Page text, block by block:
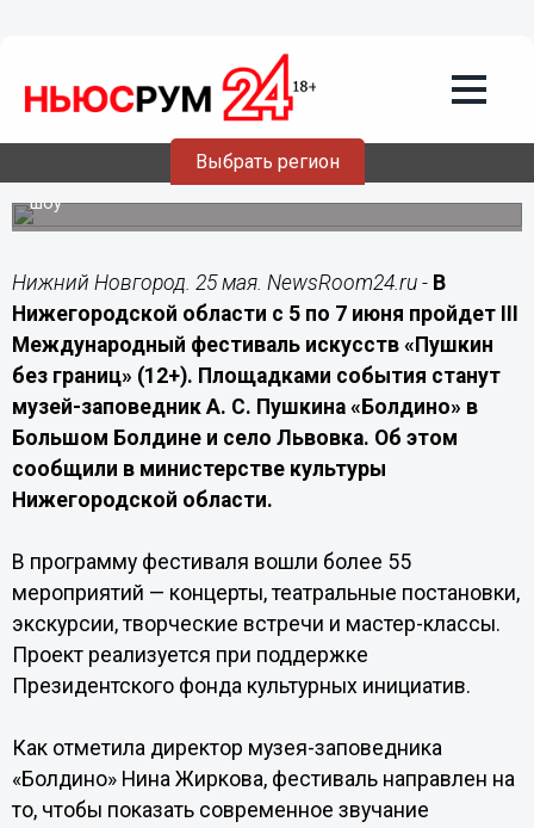
Выбрать регион
В Нижегородской области пройдет
фестиваль искусств «Пушкин без
В Большом Болдине и Львовке с 5 по 7 июня состоятся
концерты, спектакли, мастер-классы и мультимедийные
шоу
Нижний Новгород. 25 мая. NewsRoom24.ru - В
Нижегородской области с 5 по 7 июня пройдет III
Международный фестиваль искусств «Пушкин
без границ» (12+). Площадками события станут
музей-заповедник А. С. Пушкина «Болдино» в
Большом Болдине и село Львовка. Об этом
сообщили в министерстве культуры
Нижегородской области.
В программу фестиваля вошли более 55
мероприятий — концерты, театральные постановки,
экскурсии, творческие встречи и мастер-классы.
Проект реализуется при поддержке
Президентского фонда культурных инициатив.
Как отметила директор музея-заповедника
«Болдино» Нина Жиркова, фестиваль направлен на
то, чтобы показать современное звучание